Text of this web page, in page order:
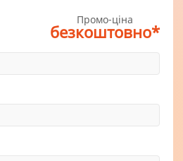
Промо-ціна
безкоштовно*